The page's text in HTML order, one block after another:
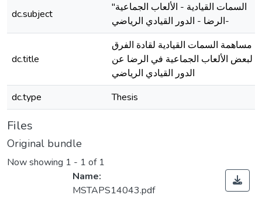
dc.subject
"السمات القيادية - الألعاب الجماعية
-الرضا - الدور القيادي الرياضي
dc.title
مساهمة السمات القيادية لقادة الفرق
لبعض الألعاب الجماعية في الرضا عن
الدور القيادي الرياضي
dc.type
Thesis
Files
Original bundle
Now showing 1 - 1 of 1
Name:
MSTAPS14043.pdf